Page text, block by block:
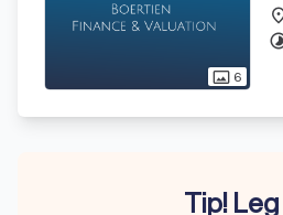
photo_size_select_actual 6
Tip!